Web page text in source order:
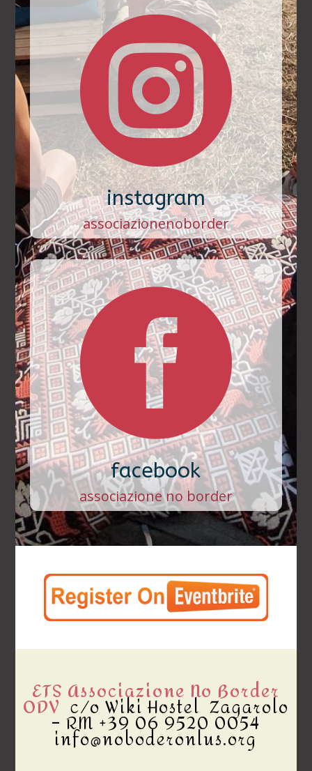

instagram
associazionenoborder

facebook
associazione no border
ETS Associazione No Border
ODV c/o Wiki Hostel Zagarolo
– RM +39 06 9520 0054
info@noboderonlus.org